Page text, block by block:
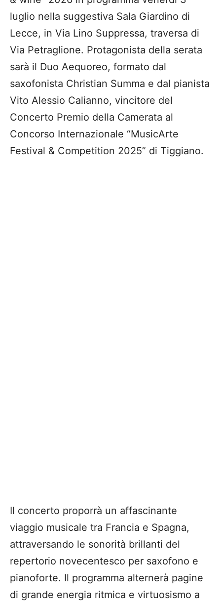
luglio nella suggestiva Sala Giardino di
Lecce, in Via Lino Suppressa, traversa di
Via Petraglione. Protagonista della serata
sarà il Duo Aequoreo, formato dal
saxofonista Christian Summa e dal pianista
Vito Alessio Calianno, vincitore del
Concerto Premio della Camerata al
Concorso Internazionale “MusicArte
Festival & Competition 2025” di Tiggiano.
Il concerto proporrà un affascinante
viaggio musicale tra Francia e Spagna,
attraversando le sonorità brillanti del
repertorio novecentesco per saxofono e
pianoforte. Il programma alternerà pagine
di grande energia ritmica e virtuosismo a